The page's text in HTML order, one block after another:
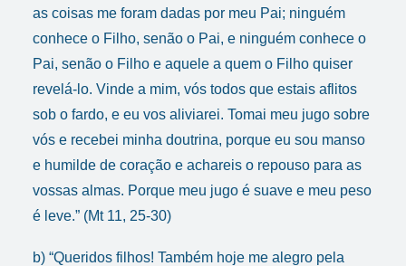
as coisas me foram dadas por meu Pai; ninguém
conhece o Filho, senão o Pai, e ninguém conhece o
Pai, senão o Filho e aquele a quem o Filho quiser
revelá-lo. Vinde a mim, vós todos que estais aflitos
sob o fardo, e eu vos aliviarei. Tomai meu jugo sobre
vós e recebei minha doutrina, porque eu sou manso
e humilde de coração e achareis o repouso para as
vossas almas. Porque meu jugo é suave e meu peso
é leve.” (Mt 11, 25-30)
b) “Queridos filhos! Também hoje me alegro pela